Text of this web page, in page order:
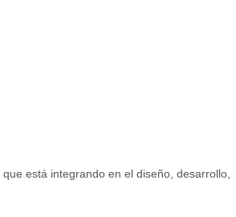
está integrando en el diseño, desarrollo,